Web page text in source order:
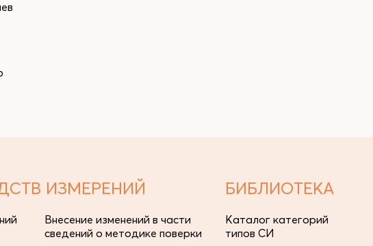
ИЗМЕРЕНИЙ
Внесение изменений в части
сведений о методике поверки
БИБЛИОТЕКА
Каталог категорий
типов СИ